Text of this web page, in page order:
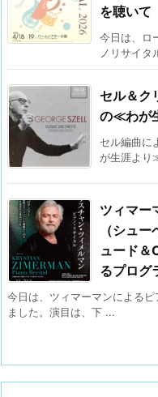
を聴いて
今日は、ロ
ノリサイタ
セル＆ク
の≪わが
セル編曲に
が生涯より
ツィマー
（シュ
ュード＆
るプログ
今日は、ツィマーマンによる
ました。演目は、下 ...